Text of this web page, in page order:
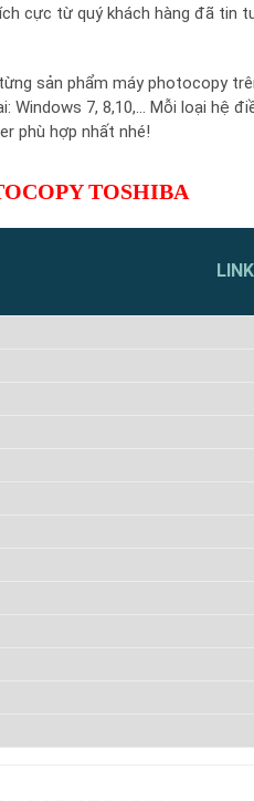
cực từ quý khách hàng đã tin
sản phẩm máy photocopy
Windows 7, 8,10,… Mỗi loại hệ
phù hợp nhất nhé!
TOSHIBA